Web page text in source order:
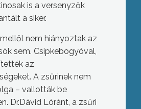
is a versenyzők
a siker.
nem hiányoztak az
sem. Csipkebogyóval,
az
A zsűrinek nem
– vallották be
Dr.Dávid Lóránt, a zsűri